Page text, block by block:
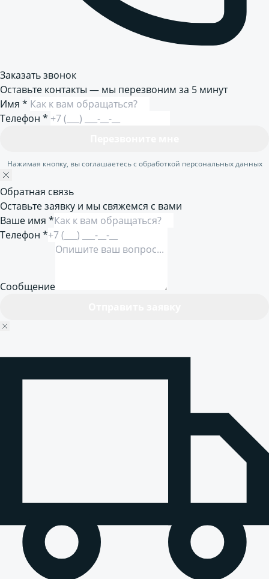
Заказать звонок
Оставьте контакты — мы перезвоним за 5 минут
Имя *
Телефон *
Нажимая кнопку, вы соглашаетесь с обработкой персональных данных
Обратная связь
Оставьте заявку и мы свяжемся с вами
Ваше имя *
Телефон *
Сообщение